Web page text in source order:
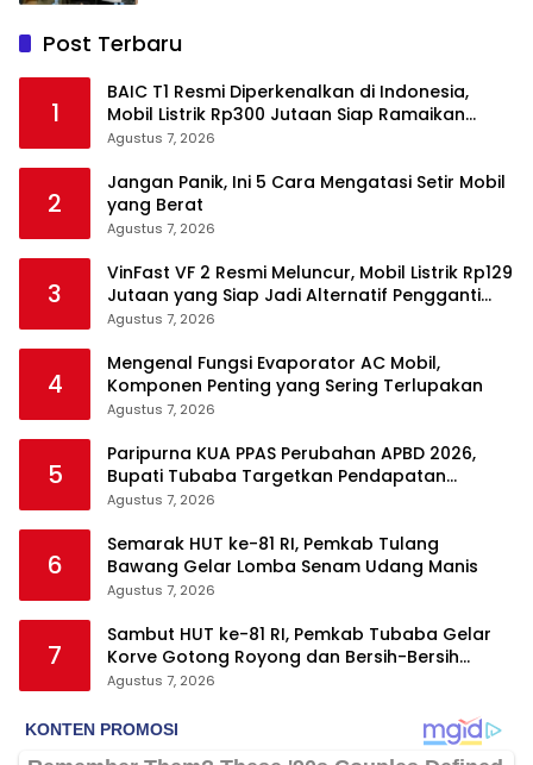
Post Terbaru
1
BAIC T1 Resmi Diperkenalkan di Indonesia,
Mobil Listrik Rp300 Jutaan Siap Ramaikan
Pasar EV
Agustus 7, 2026
2
Jangan Panik, Ini 5 Cara Mengatasi Setir Mobil
yang Berat
Agustus 7, 2026
3
VinFast VF 2 Resmi Meluncur, Mobil Listrik Rp129
Jutaan yang Siap Jadi Alternatif Pengganti
Motor
Agustus 7, 2026
4
Mengenal Fungsi Evaporator AC Mobil,
Komponen Penting yang Sering Terlupakan
Agustus 7, 2026
5
Paripurna KUA PPAS Perubahan APBD 2026,
Bupati Tubaba Targetkan Pendapatan
Daerah Rp820,3 Miliar
Agustus 7, 2026
6
Semarak HUT ke-81 RI, Pemkab Tulang
Bawang Gelar Lomba Senam Udang Manis
Agustus 7, 2026
7
Sambut HUT ke-81 RI, Pemkab Tubaba Gelar
Korve Gotong Royong dan Bersih-Bersih
Serentak
Agustus 7, 2026